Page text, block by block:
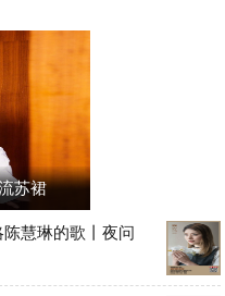
苏裙
慧琳的歌丨夜问